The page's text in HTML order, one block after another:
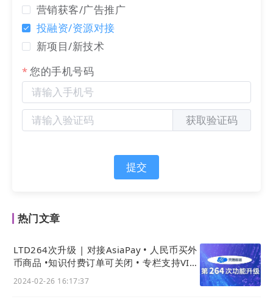
营销获客/广告推广
投融资/资源对接
新项目/新技术
您的手机号码
获取验证码
提交
热门文章
LTD264次升级 | 对接AsiaPay • 人民币买外
币商品 •知识付费订单可关闭 • 专栏支持VIP
2024-02-26 16:17:37